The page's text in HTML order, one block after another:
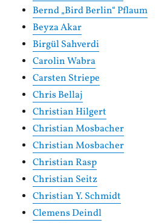
Bernd „Bird Berlin“ Pflaum
Beyza Akar
Birgül Sahverdi
Carolin Wabra
Carsten Striepe
Chris Bellaj
Christian Hilgert
Christian Mosbacher
Christian Mosbacher
Christian Rasp
Christian Seitz
Christian Y. Schmidt
Clemens Deindl